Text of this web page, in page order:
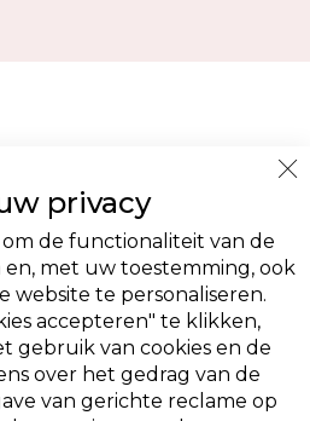
privacy
de functionaliteit van de
met uw toestemming, ook
website te personaliseren.
accepteren" te klikken,
gebruik van cookies en de
over het gedrag van de
van gerichte reclame op